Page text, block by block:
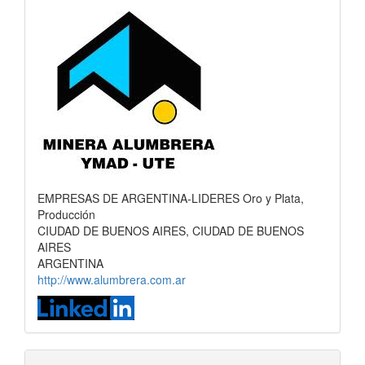
EMPRESAS DE ARGENTINA-LIDERES Oro y Plata,
Producción
CIUDAD DE BUENOS AIRES, CIUDAD DE BUENOS
AIRES
ARGENTINA
http://www.alumbrera.com.ar